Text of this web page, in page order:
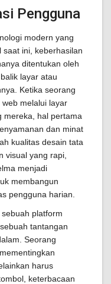
Pengguna
modern yang
saat ini, keberhasilan
ditentukan oleh
layar atau
Ketika seorang
melalui layar
mereka, hal pertama
dan minat
kualitas desain tata
visual yang rapi,
menjadi
membangun
pengguna harian.
platform
tantangan
Seorang
harus
keterbacaan